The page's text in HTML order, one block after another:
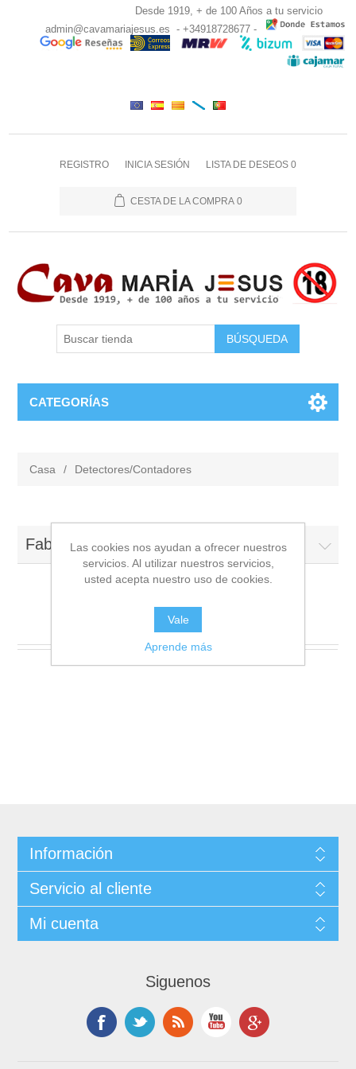
Desde 1919, + de 100 Años a tu servicio
admin@cavamariajesus.es
- +34918728677 -
REGISTRO INICIA SESIÓN LISTA DE DESEOS 0
CESTA DE LA COMPRA 0
CATEGORÍAS
Casa / Detectores/Contadores
Fabricantes
Detectores/Contadores
Información
Servicio al cliente
Mi cuenta
Siguenos
Las cookies nos ayudan a ofrecer nuestros
servicios. Al utilizar nuestros servicios,
usted acepta nuestro uso de cookies.
Vale
Aprende más